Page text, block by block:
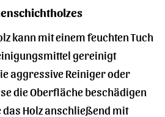
kann mit einem feuchten Tuch
gereinigt
aggressive Reiniger oder
die Oberfläche beschädigen
das Holz anschließend mit